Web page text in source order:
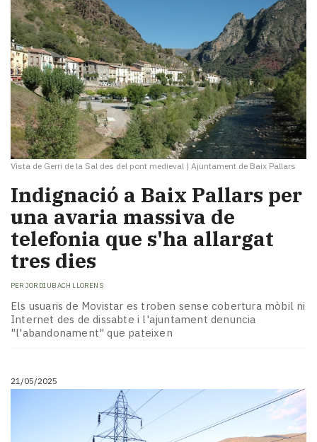
Vista de Gerri de la Sal des del pont medieval | Ajuntament de Baix Pallars
Indignació a Baix Pallars per
una avaria massiva de
telefonia que s'ha allargat
tres dies
PER JORDI UBACH LLORENS
Els usuaris de Movistar es troben sense cobertura mòbil ni
Internet des de dissabte i l'ajuntament denuncia
"l'abandonament" que pateixen
21/05/2025